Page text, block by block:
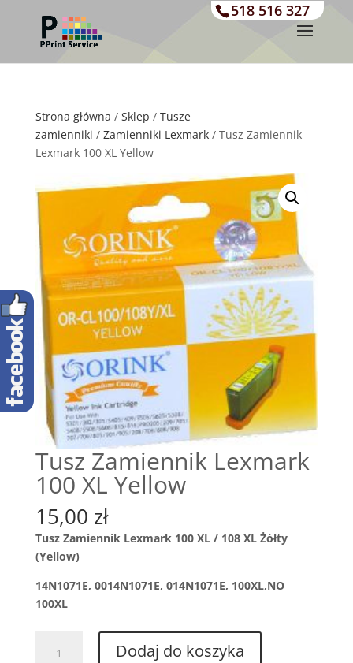
518 516 327
Strona główna / Sklep / Tusze
zamienniki / Zamienniki Lexmark/ Tusz Zamiennik
Lexmark 100 XL Yellow
Tusz Zamiennik Lexmark
100 XL Yellow
15,00 zł
Tusz Zamiennik Lexmark 100 XL / 108 XL Żółty
(Yellow)
14N1071E, 0014N1071E, 014N1071E, 100XL,NO
100XL
Dodaj do koszyka